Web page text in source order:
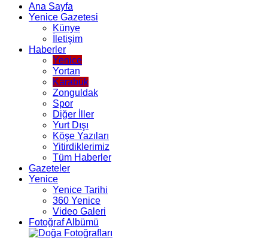
Ana Sayfa
Yenice Gazetesi
Künye
İletişim
Haberler
Yenice
Yortan
Karabük
Zonguldak
Spor
Diğer İller
Yurt Dışı
Köşe Yazıları
Yitirdiklerimiz
Tüm Haberler
Gazeteler
Yenice
Yenice Tarihi
360 Yenice
Video Galeri
Fotoğraf Albümü